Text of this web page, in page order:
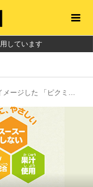
しています
フルーツのどあめ」が9月29日に発売